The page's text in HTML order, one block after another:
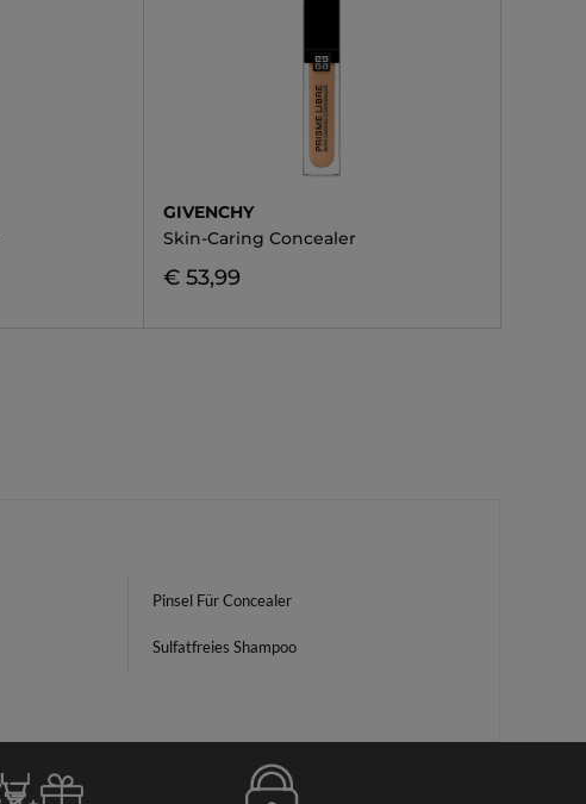
GIVENCHY
Skin-Caring Concealer
€ 53,99
Pinsel Für Concealer
Sulfatfreies Shampoo